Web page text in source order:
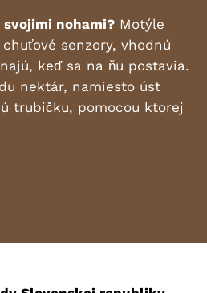
nohami? Motýle
senzory, vhodnú
keď sa na ňu postavia.
nektár, namiesto úst
trubičku, pomocou ktorej